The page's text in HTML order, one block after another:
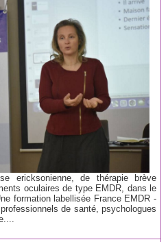
ericksonienne, de thérapie brève
oculaires de type EMDR, dans le
formation labellisée France EMDR -
de santé, psychologues